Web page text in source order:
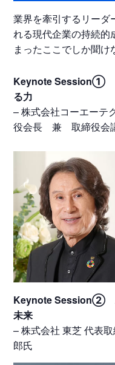
業界を牽引するリーダ
れる現代企業の持続
まったここでしか聞け
Keynote Session①
る力
– 株式会社コーエー
役会長 兼 取締役会
Keynote Session②
未来
– 株式会社 東芝 代表
郎氏